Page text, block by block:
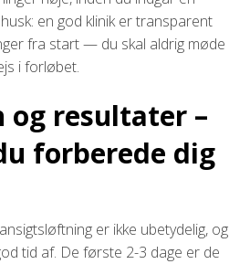
en god klinik er transparent
fra start — du skal aldrig møde
i forløbet.
og resultater –
forberede dig
er ikke ubetydelig, og
tid af. De første 2-3 dage er de